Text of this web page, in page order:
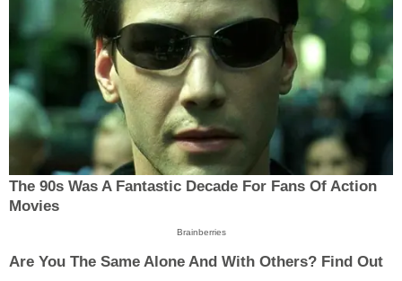
The 90s Was A Fantastic Decade For Fans Of Action
Movies
Brainberries
Are You The Same Alone And With Others? Find Out